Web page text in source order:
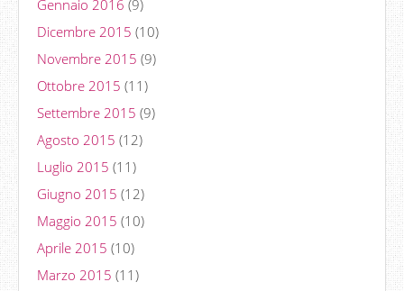
Gennaio 2016 (9)
Dicembre 2015 (10)
Novembre 2015 (9)
Ottobre 2015 (11)
Settembre 2015 (9)
Agosto 2015 (12)
Luglio 2015 (11)
Giugno 2015 (12)
Maggio 2015 (10)
Aprile 2015 (10)
Marzo 2015 (11)